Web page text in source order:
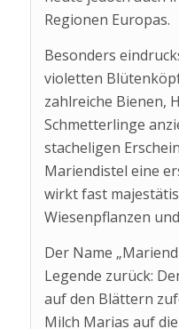
Regionen Europas.
Besonders
violetten
zahlreiche Bienen,
Schmetterlinge
stacheligen
Mariendistel eine
wirkt fast
Wiesenpflanzen
Der Name
Legende zurück:
auf den Blättern
Milch Marias auf